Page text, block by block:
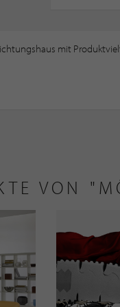
mit
VON